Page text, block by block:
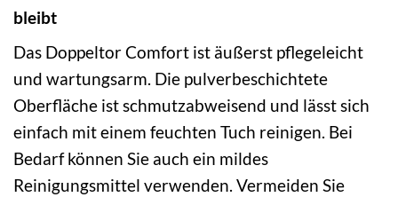
bleibt
Das Doppeltor Comfort ist äußerst pflegeleicht
und wartungsarm. Die pulverbeschichtete
Oberfläche ist schmutzabweisend und lässt sich
einfach mit einem feuchten Tuch reinigen. Bei
Bedarf können Sie auch ein mildes
Reinigungsmittel verwenden. Vermeiden Sie